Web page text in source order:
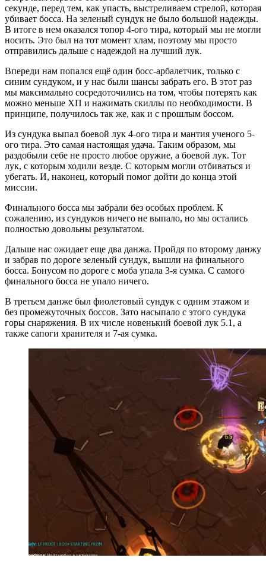
секунде, перед тем, как упасть, выстреливаем стрелой, которая
убивает босса. На зеленый сундук не было большой надежды.
В итоге в нем оказался топор 4-ого тира, который мы не могли
носить. Это был на тот момент хлам, поэтому мы просто
отправились дальше с надеждой на лучший лук.
Впереди нам попался ещё один босс-арбалетчик, только с
синим сундуком, и у нас были шансы забрать его. В этот раз
мы максимально сосредоточились на том, чтобы потерять как
можно меньше ХП и нажимать скиллы по необходимости. В
принципе, получилось так же, как и с прошлым боссом.
Из сундука выпал боевой лук 4-ого тира и мантия ученого 5-
ого тира. Это самая настоящая удача. Таким образом, мы
раздобыли себе не просто любое оружие, а боевой лук. Тот
лук, с которым ходили везде. С которым могли отбиваться и
убегать. И, наконец, который помог дойти до конца этой
миссии.
Финального босса мы забрали без особых проблем. К
сожалению, из сундуков ничего не выпало, но мы остались
полностью довольны результатом.
Дальше нас ожидает еще два данжа. Пройдя по второму данжу
и забрав по дороге зеленый сундук, вышли на финального
босса. Бонусом по дороге с моба упала 3-я сумка. С самого
финального босса не упало ничего.
В третьем данже был фиолетовый сундук с одним этажом и
без промежуточных боссов. Зато насыпало с этого сундука
горы снаряжения. В их числе новенький боевой лук 5.1, а
также сапоги хранителя и 7-ая сумка.